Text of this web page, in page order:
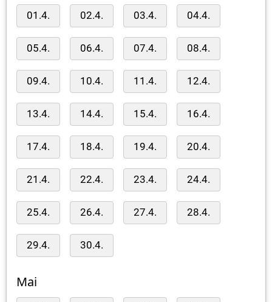
01.4. 02.4. 03.4. 04.4.
05.4. 06.4. 07.4. 08.4.
09.4. 10.4. 11.4. 12.4.
13.4. 14.4. 15.4. 16.4.
17.4. 18.4. 19.4. 20.4.
21.4. 22.4. 23.4. 24.4.
25.4. 26.4. 27.4. 28.4.
29.4. 30.4.
Mai